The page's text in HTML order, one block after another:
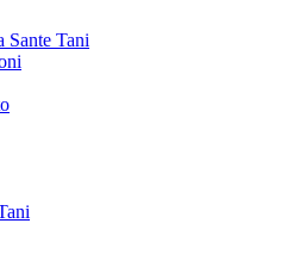
Sante Tani